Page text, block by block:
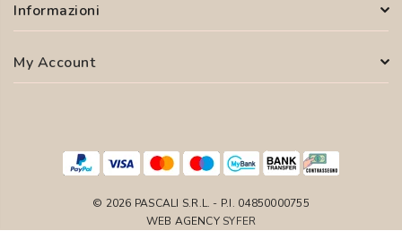
Informazioni
My Account
© 2026 PASCALI S.R.L. - P.I. 04850000755
WEB AGENCY SYFER